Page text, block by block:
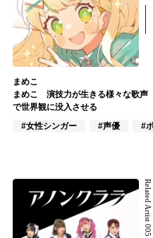
まめこ
まめこ 演技力が生きる様々な歌声
で世界観に没入させる
#女性シンガー
#声優 #
Related Artist 005